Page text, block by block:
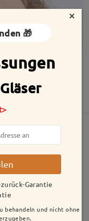
und happy mit
×
🎁
Garantie
behandeln und nicht ohne